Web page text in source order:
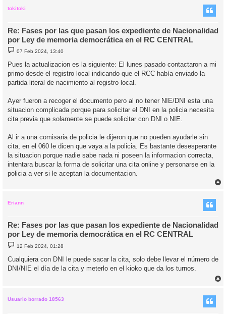
tokitoki
Re: Fases por las que pasan los expediente de Nacionalidad
por Ley de memoria democrática en el RC CENTRAL
M
e
s
a
e
07 Feb 2024, 13:40
Pues la actualizacion es la siguiente: El lunes pasado contactaron a mi
primo desde el registro local indicando que el RCC había enviado la
partida literal de nacimiento al registro local.
Ayer fueron a recoger el documento pero al no tener NIE/DNI esta una
situacion complicada porque para solicitar el DNI en la policia necesita
cita previa que solamente se puede solicitar con DNI o NIE.
Al ir a una comisaria de policia le dijeron que no pueden ayudarle sin
cita, en el 060 le dicen que vaya a la policia. Es bastante desesperante
la situacion porque nadie sabe nada ni poseen la informacion correcta,
intentara buscar la forma de solicitar una cita online y personarse en la
policia a ver si le aceptan la documentacion.
Eriann
Re: Fases por las que pasan los expediente de Nacionalidad
por Ley de memoria democrática en el RC CENTRAL
M
e
s
a
12 Feb 2024, 01:28
Cualquiera con DNI le puede sacar la cita, solo debe llevar el número de
DNI/NIE el día de la cita y meterlo en el kioko que da los turnos.
Usuario borrado 18563